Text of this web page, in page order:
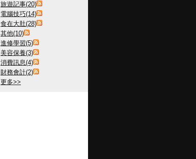
旅遊記事(20)
電腦技巧(14)
食在大肚(28)
其他(10)
進修學習(5)
美容保養(3)
消費訊息(4)
財務會計(2)
更多>>